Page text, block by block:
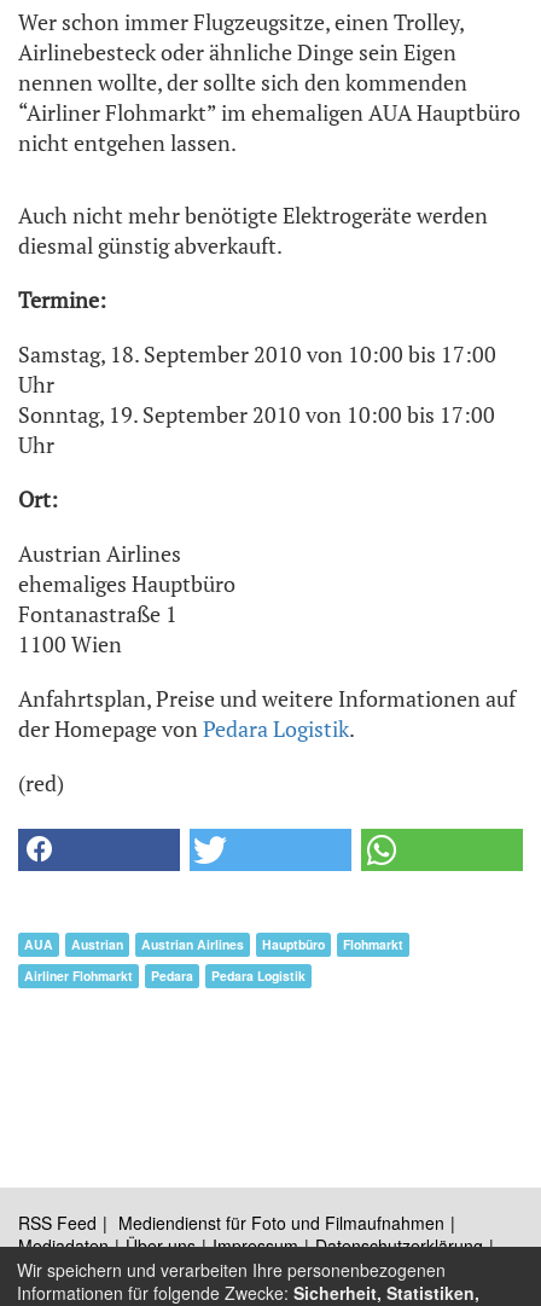
Wer schon immer Flugzeugsitze, einen Trolley,
Airlinebesteck oder ähnliche Dinge sein Eigen
nennen wollte, der sollte sich den kommenden
“Airliner Flohmarkt” im ehemaligen AUA Hauptbüro
nicht entgehen lassen.
Auch nicht mehr benötigte Elektrogeräte werden
diesmal günstig abverkauft.
Termine:
Samstag, 18. September 2010 von 10:00 bis 17:00
Uhr
Sonntag, 19. September 2010 von 10:00 bis 17:00
Uhr
Ort:
Austrian Airlines
ehemaliges Hauptbüro
Fontanastraße 1
1100 Wien
Anfahrtsplan, Preise und weitere Informationen auf
der Homepage vonPedara Logistik.
(red)
AUA Austrian Austrian Airlines Hauptbüro
Flohmarkt
Airliner Flohmarkt
Pedara Pedara Logistik
RSS Feed
Mediendienst für Foto und Filmaufnahmen
Mediadaten
Über uns Impressum
Datenschutzerklärung
Kontakt
Wir speichern und verarbeiten Ihre personenbezogenen
Informationen für folgende Zwecke: Sicherheit, Statistiken,